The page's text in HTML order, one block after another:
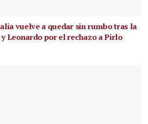
vuelve a quedar sin rumbo tras la
Leonardo por el rechazo a Pirlo